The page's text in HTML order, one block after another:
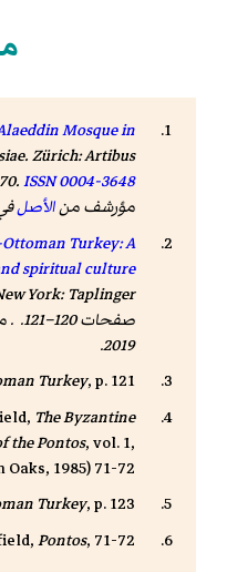
Mosque in
. Zürich: Artibus
ISSN0004-3648
مؤرشف منالأصلفي 09
Turkey: A
spiritual culture
صفحات 120–121. . مؤرشف من
2019.
Turkey, p. 121
The Byzantine
the Pontos, vol. 1,
1985) 71-72.
Turkey, p. 123
Pontos, 71-72.